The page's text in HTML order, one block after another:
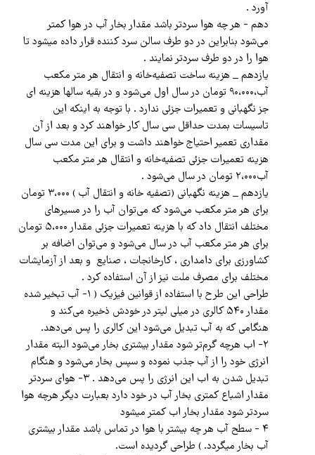
آورد .
دهم - هر چه هوا سردتر باشد مقدار بخار آب در هوا کمتر
می‌شود بنابراین در دو طرف سالن سرد کننده قرار داده میشود تا
هوا را در دو طرف سردتر نمایند .
یازدهم _ هزینه ساخت تصفیه‌خانه و انتقال هر متر مکعب
آب،۹۰،۰۰۰ تومان در سال اول می‌شود و در بقیه سالها هزینه ای
جز نگهبانی و تعمیرات جزئی ندارد . با توجه به اینکه این
تاسیسات بمدت حداقل سی سال کار خواهند کرد و بعد از آن
مقداری تعمیر احتیاج خواهند داشت و برای این مدت سی سال
هزینه تعمیرات جزئی تصفیه‌خانه و انتقال هر متر مکعب
آب۲،۰۰۰ تومان در سال می‌شود .
یازدهم _ هزینه نگهبانی (تصفیه خانه و انتقال آب ) ۳،۰۰۰ تومان
برای هر متر مکعب می‌شود که می‌توان آب را در مسیرهای
مختلف انتقال داد که با هزینه تعمیرات جزئی مقدار ۵،۰۰۰ تومان
برای هر متر مکعب آب در سال می‌شود و می‌توان اضافه بر
کشاورزی برای دامداری ، کارخانجات ، صنایع و بعد از آزمایشات
مختلف برای مصرف ملت نیز از آن استفاده کرد .
طراحی این طرح با استفاده از قوانین فیزیک ( ۱- آب تبخیر شده
مقدار ۵۴۰ کالری در میلی لیتر در خودش ذخیره می‌کند و
هنگامی که به آب تبدیل می‌شود این کالری را پس می‌دهد.
۲- اب هرچه گرم‌تر شود مقدار بیشتری بخار می‌شود البته مقدار
انرژی خود را از آب جذب نموده و سپس بخار می‌شود و هنگام
تبدیل شدن به اب این انرژی را پس می‌دهد . ۳- هوای سردتر
مقدار اشباع کمتری بخار آب در خود دارد بعبارت دیگر هرچه هوا
سردتر شود مقدار بخار اب کمتر میشود
۴ - سطح آب هر چه بیشتر با هوا در تماس باشد مقدار بیشتری
آب بخار ميگردد. ) طراحی گردیده است.